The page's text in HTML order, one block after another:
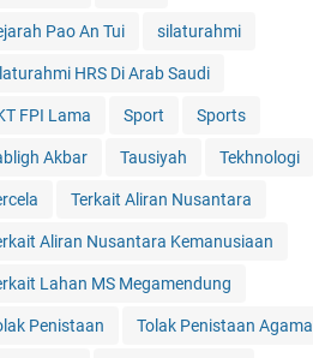
Pao An Tui silaturahmi
HRS Di Arab Saudi
FPI Lama Sport Sports
Akbar Tausiyah Tekhnologi
Terkait Aliran Nusantara
Aliran Nusantara Kemanusiaan
Lahan MS Megamendung
Penistaan Tolak Penistaan Agama